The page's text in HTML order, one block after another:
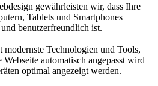
gewährleisten wir, dass Ihre
Tablets und Smartphones
benutzerfreundlich ist.
modernste Technologien und Tools,
automatisch angepasst wird
optimal angezeigt werden.